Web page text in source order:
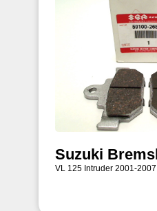
Suzuki
VL 125 Intruder 2001-2007